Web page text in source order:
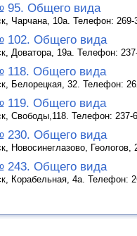
95. Общего вида
Чарчана, 10а. Телефон:
102. Общего вида
Доватора, 19а. Телефон:
118. Общего вида
Белорецкая, 32. Телефон:
119. Общего вида
Свободы,118. Телефон:
230. Общего вида
Новосинеглазово,
243. Общего вида
Корабельная, 4а. Телефон: